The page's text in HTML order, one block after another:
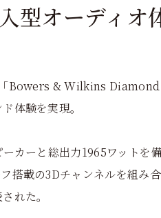
型オーディオ
Bowers & Wilkins
体験を実現。
カーと総出力1965ワットを
搭載の3Dチャンネルを組み
れた。